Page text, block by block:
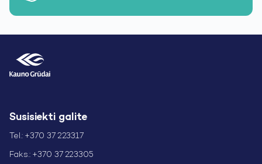
Susisiekti galite
Tel.: +370 37 223317
Faks.: +370 37 223305